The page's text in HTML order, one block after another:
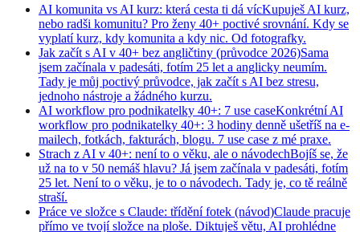
AI komunita vs AI kurz: která cesta ti dá vícKupuješ AI kurz,
nebo radši komunitu? Pro ženy 40+ poctivé srovnání. Kdy se
vyplatí kurz, kdy komunita a kdy nic. Od fotografky.
Jak začít s AI v 40+ bez angličtiny (průvodce 2026)Sama
jsem začínala v padesáti, fotím 25 let a anglicky neumím.
Tady je můj poctivý průvodce, jak začít s AI bez stresu,
jednoho nástroje a žádného kurzu.
AI workflow pro podnikatelky 40+: 7 use caseKonkrétní AI
workflow pro podnikatelky 40+: 3 hodiny denně ušetříš na e-
mailech, fotkách, fakturách, blogu. 7 use case z mé praxe.
Strach z AI v 40+: není to o věku, ale o návodechBojíš se, že
už na to v 50 nemáš hlavu? Já jsem začínala v padesáti, fotím
25 let. Není to o věku, je to o návodech. Tady je, co tě reálně
straší.
Práce ve složce s Claude: třídění fotek (návod)Claude pracuje
přímo ve tvojí složce na ploše. Diktuješ větu, AI prohlédne